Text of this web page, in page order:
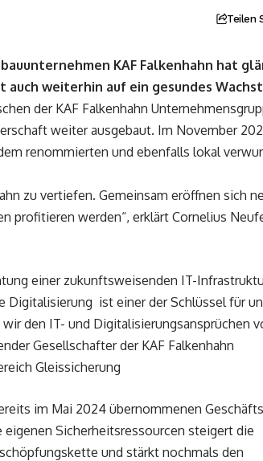
Teilen
KAF Falkenhahn hat
weiterhin auf ein gesundes
der KAF Falkenhahn
weiter ausgebaut. Im November
renommierten und ebenfalls lokal
zu vertiefen. Gemeinsam eröffnen sich
profitieren werden“, erklärt Cornelius
einer zukunftsweisenden IT-
Digitalisierung ist einer der Schlüssel für
den IT- und Digitalisierungsansprüchen
Gesellschafter der KAF Falkenhahn
Gleissicherung
im Mai 2024 übernommenen
eigenen Sicherheitsressourcen steigert die
und stärkt nochmals den